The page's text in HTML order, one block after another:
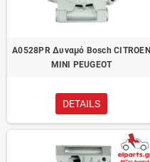
A0528PR Δυναμό Bosch CITROEN
MINI PEUGEOT
DETAILS